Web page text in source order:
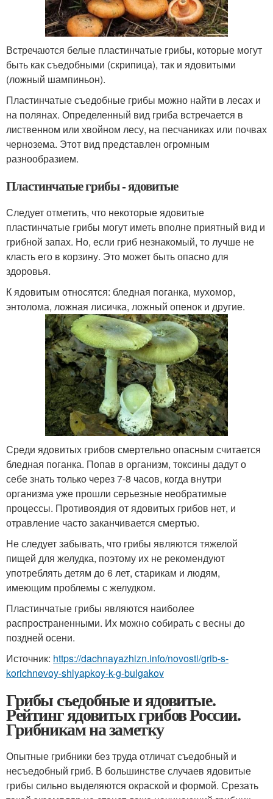
Встречаются белые пластинчатые грибы, которые могут
быть как съедобными (скрипица), так и ядовитыми
(ложный шампиньон).
Пластинчатые съедобные грибы можно найти в лесах и
на полянах. Определенный вид гриба встречается в
лиственном или хвойном лесу, на песчаниках или почвах
чернозема. Этот вид представлен огромным
разнообразием.
Пластинчатые грибы - ядовитые
Следует отметить, что некоторые ядовитые
пластинчатые грибы могут иметь вполне приятный вид и
грибной запах. Но, если гриб незнакомый, то лучше не
класть его в корзину. Это может быть опасно для
здоровья.
К ядовитым относятся: бледная поганка, мухомор,
энтолома, ложная лисичка, ложный опенок и другие.
Среди ядовитых грибов смертельно опасным считается
бледная поганка. Попав в организм, токсины дадут о
себе знать только через 7-8 часов, когда внутри
организма уже прошли серьезные необратимые
процессы. Противоядия от ядовитых грибов нет, и
отравление часто заканчивается смертью.
Не следует забывать, что грибы являются тяжелой
пищей для желудка, поэтому их не рекомендуют
употреблять детям до 6 лет, старикам и людям,
имеющим проблемы с желудком.
Пластинчатые грибы являются наиболее
распространенными. Их можно собирать с весны до
поздней осени.
Источник: https://dachnayazhizn.info/novosti/grib-s-
korichnevoy-shlyapkoy-k-g-bulgakov
Грибы съедобные и ядовитые.
Рейтинг ядовитых грибов России.
Грибникам на заметку
Опытные грибники без труда отличат съедобный и
несъедобный гриб. В большинстве случаев ядовитые
грибы сильно выделяются окраской и формой. Срезать